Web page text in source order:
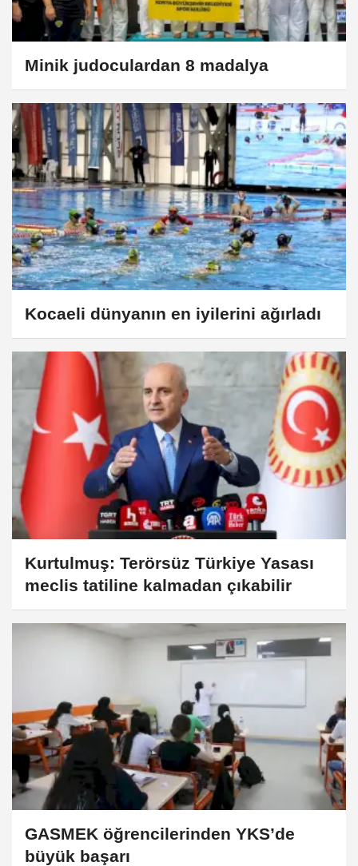
Minik judoculardan 8 madalya
Kocaeli dünyanın en iyilerini ağırladı
Kurtulmuş: Terörsüz Türkiye Yasası
meclis tatiline kalmadan çıkabilir
GASMEK öğrencilerinden YKS’de
büyük başarı